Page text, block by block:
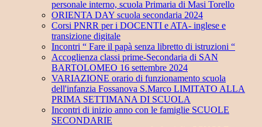
personale interno, scuola Primaria di Masi Torello
ORIENTA DAY scuola secondaria 2024
Corsi PNRR per i DOCENTI e ATA- inglese e
transizione digitale
Incontri “ Fare il papà senza libretto di istruzioni “
Accoglienza classi prime-Secondaria di SAN
BARTOLOMEO 16 settembre 2024
VARIAZIONE orario di funzionamento scuola
dell'infanzia Fossanova S.Marco LIMITATO ALLA
PRIMA SETTIMANA DI SCUOLA
Incontri di inizio anno con le famiglie SCUOLE
SECONDARIE